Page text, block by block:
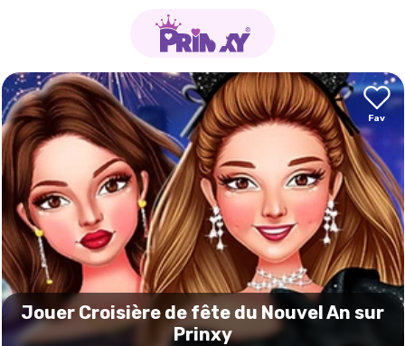
Jouer Croisière de fête du Nouvel An sur
Prinxy